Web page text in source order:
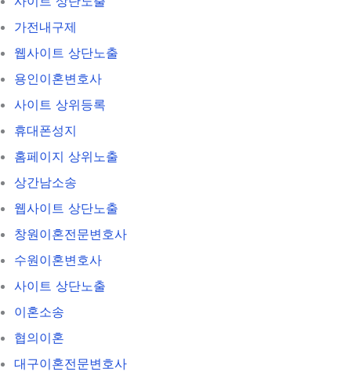
가전내구제
웹사이트 상단노출
용인이혼변호사
사이트 상위등록
휴대폰성지
홈페이지 상위노출
상간남소송
웹사이트 상단노출
창원이혼전문변호사
수원이혼변호사
사이트 상단노출
이혼소송
협의이혼
대구이혼전문변호사